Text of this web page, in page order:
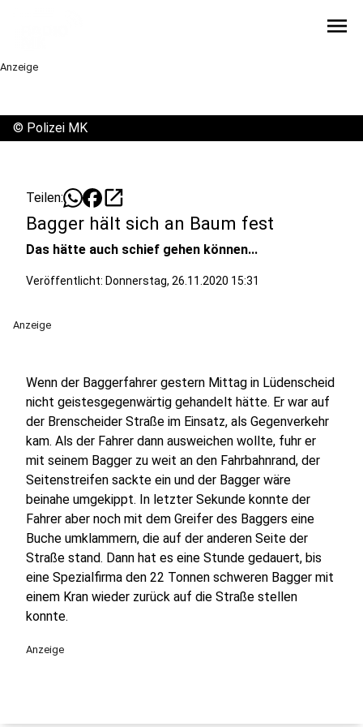
menu
Anzeige
© Polizei MK
Teilen: open_in_new
Bagger hält sich an Baum fest
Das hätte auch schief gehen können...
Veröffentlicht: Donnerstag, 26.11.2020 15:31
Anzeige
Wenn der Baggerfahrer gestern Mittag in Lüdenscheid
nicht geistesgegenwärtig gehandelt hätte. Er war auf
der Brenscheider Straße im Einsatz, als Gegenverkehr
kam. Als der Fahrer dann ausweichen wollte, fuhr er
mit seinem Bagger zu weit an den Fahrbahnrand, der
Seitenstreifen sackte ein und der Bagger wäre
beinahe umgekippt. In letzter Sekunde konnte der
Fahrer aber noch mit dem Greifer des Baggers eine
Buche umklammern, die auf der anderen Seite der
Straße stand. Dann hat es eine Stunde gedauert, bis
eine Spezialfirma den 22 Tonnen schweren Bagger mit
einem Kran wieder zurück auf die Straße stellen
konnte.
Anzeige